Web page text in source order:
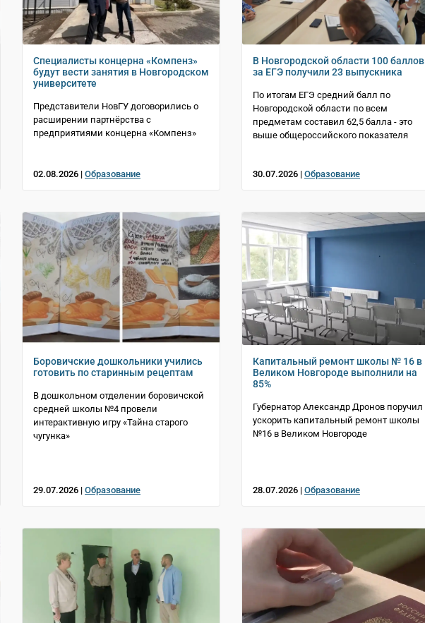
Специалисты концерна «Компенз»
будут вести занятия в Новгородском
университете
Представители НовГУ договорились о
расширении партнёрства с
предприятиями концерна «Компенз»
02.08.2026 | Образование
В Новгородской области 100 баллов
за ЕГЭ получили 23 выпускника
По итогам ЕГЭ средний балл по
Новгородской области по всем
предметам составил 62,5 балла - это
выше общероссийского показателя
30.07.2026 | Образование
Боровичские дошкольники учились
готовить по старинным рецептам
В дошкольном отделении боровичской
средней школы №4 провели
интерактивную игру «Тайна старого
чугунка»
29.07.2026 | Образование
Капитальный ремонт школы № 16 в
Великом Новгороде выполнили на
85%
Губернатор Александр Дронов поручил
ускорить капитальный ремонт школы
№16 в Великом Новгороде
28.07.2026 | Образование